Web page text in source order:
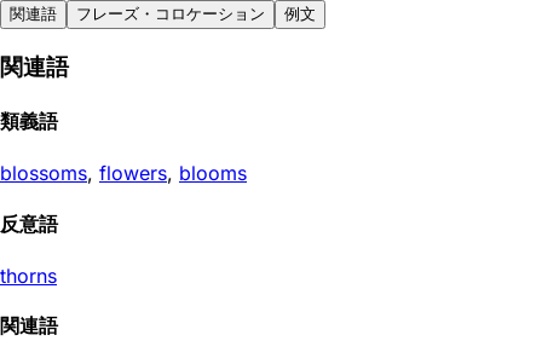
関連語 フレーズ・コロケーション 例文
関連語
類義語
blossoms, flowers, blooms
反意語
thorns
関連語